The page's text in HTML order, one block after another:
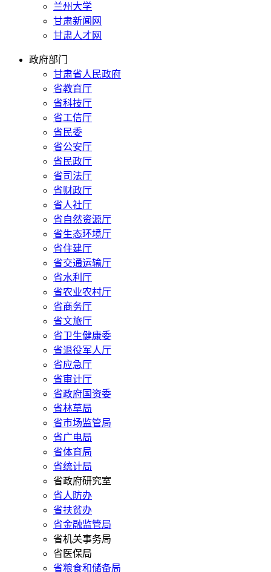
兰州大学
甘肃新闻网
甘肃人才网
政府部门
甘肃省人民政府
省教育厅
省科技厅
省工信厅
省民委
省公安厅
省民政厅
省司法厅
省财政厅
省人社厅
省自然资源厅
省生态环境厅
省住建厅
省交通运输厅
省水利厅
省农业农村厅
省商务厅
省文旅厅
省卫生健康委
省退役军人厅
省应急厅
省审计厅
省政府国资委
省林草局
省市场监管局
省广电局
省体育局
省统计局
省政府研究室
省人防办
省扶贫办
省金融监管局
省机关事务局
省医保局
省粮食和储备局